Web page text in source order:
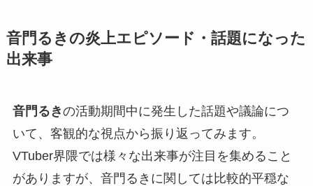
音門るきの炎上エピソード・話題になった
出来事
音門るきの活動期間中に発生した話題や議論につ
いて、客観的な視点から振り返ってみます。
VTuber界隈では様々な出来事が注目を集めること
がありますが、音門るきに関しては比較的平穏な